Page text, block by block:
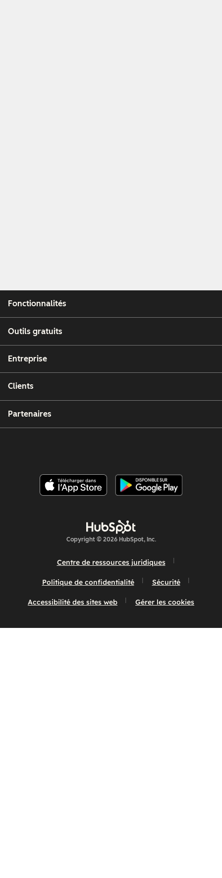
Fonctionnalités
Outils gratuits
Entreprise
Clients
Partenaires
Copyright © 2026 HubSpot, Inc.
Centre de ressources juridiques
Politique de confidentialité Sécurité
Accessibilité des sites web Gérer les cookies